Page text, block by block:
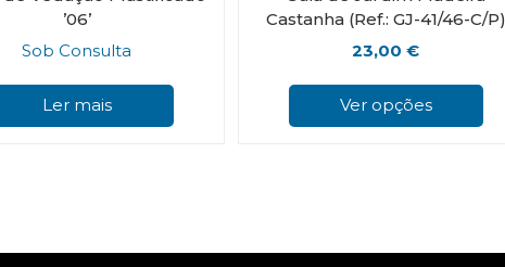
’06’
Sob Consulta
Ler mais
Castanha (Ref.: GJ-41/46-C/P)
23,00€
Ver opções